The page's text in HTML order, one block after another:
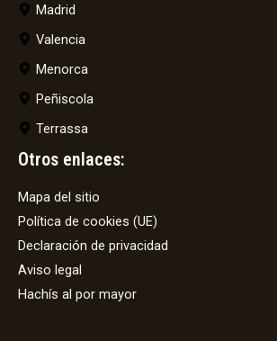
Madrid
Valencia
Menorca
Peñiscola
Terrassa
Otros enlaces:
Mapa del sitio
Política de cookies (UE)
Declaración de privacidad
Aviso legal
Hachís al por mayor